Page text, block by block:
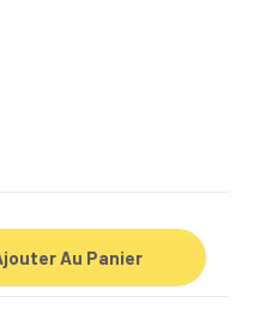
Au Panier